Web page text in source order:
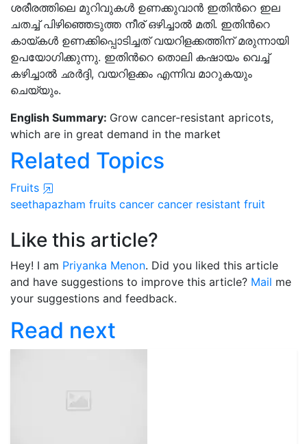
ശരീരത്തിലെ മുറിവുകൾ ഉണക്കുവാൻ ഇതിൻറെ ഇല
ചതച്ച് പിഴിഞ്ഞെടുത്ത നീര് ഒഴിച്ചാൽ മതി. ഇതിൻറെ
കായ്കൾ ഉണക്കിപ്പൊടിച്ചത് വയറിളക്കത്തിന് മരുന്നായി
ഉപയോഗിക്കുന്നു. ഇതിൻറെ തൊലി കഷായം വെച്ച്
കഴിച്ചാൽ ഛർദ്ദി, വയറിളക്കം എന്നിവ മാറുകയും
ചെയ്യും.
English Summary: Grow cancer-resistant apricots,
which are in great demand in the market
Related Topics
Fruits
seethapazham fruits cancer cancer resistant fruit
Like this article?
Hey! I am Priyanka Menon. Did you liked this article
and have suggestions to improve this article? Mail me
your suggestions and feedback.
Read next